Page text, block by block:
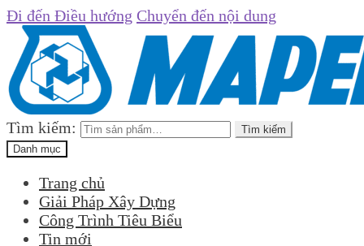
Đi đến Điều hướng Chuyển đến nội dung
Tìm kiếm:
Tìm kiếm
Danh mục
Trang chủ
Giải Pháp Xây Dựng
Công Trình Tiêu Biểu
Tin mới